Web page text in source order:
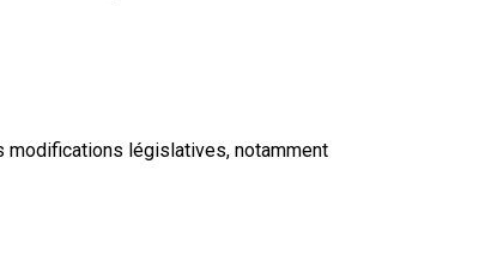
modifications législatives, notamment